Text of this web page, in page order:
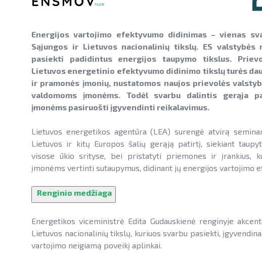
Energijos vartojimo efektyvumo didinimas – vienas
Sąjungos ir Lietuvos nacionalinių tikslų. ES valstybės
pasiekti padidintus energijos taupymo tikslus.
Lietuvos energetinio efektyvumo didinimo tikslų turės
ir pramonės įmonių, nustatomos naujos prievolės
valdomoms įmonėms. Todėl svarbu dalintis gerąja
įmonėms pasiruošti įgyvendinti reikalavimus.
Lietuvos energetikos agentūra (LEA) surengė atvirą
Lietuvos ir kitų Europos šalių gerąją patirtį, siekiant
visose ūkio srityse, bei pristatyti priemones ir įrankius,
įmonėms vertinti sutaupymus, didinant jų energijos vartojimo
Renginio medžiaga
Energetikos viceministrė Edita Gudauskienė renginyje
Lietuvos nacionalinių tikslų, kuriuos svarbu pasiekti,
vartojimo neigiamą poveikį aplinkai.